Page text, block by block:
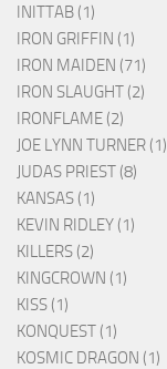
INITTAB (1)
IRON GRIFFIN (1)
IRON MAIDEN (71)
IRON SLAUGHT (2)
IRONFLAME (2)
JOE LYNN TURNER (1)
JUDAS PRIEST (8)
KANSAS (1)
KEVIN RIDLEY (1)
KILLERS (2)
KINGCROWN (1)
KISS (1)
KONQUEST (1)
KOSMIC DRAGON (1)